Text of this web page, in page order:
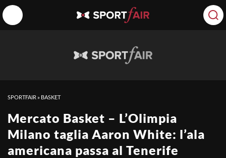
SPORTFAIR » BASKET
Mercato Basket – L’Olimpia
Milano taglia Aaron White: l’ala
americana passa al Tenerife